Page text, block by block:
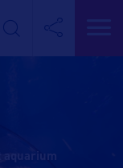
aquarium